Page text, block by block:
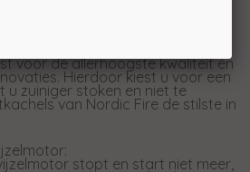
zijn voorzien van vele
Nordic Fire pelletkachels bent u
voor de allerhoogste kwaliteit én
Hierdoor kiest u voor een
u zuiniger stoken en niet te
van Nordic Fire de stilste in
stopt en start niet meer,